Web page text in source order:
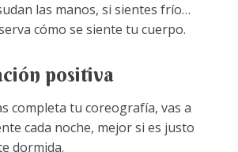
las manos, si sientes frío…
cómo se siente tu cuerpo.
positiva
completa tu coreografía, vas a
cada noche, mejor si es justo
dormida.